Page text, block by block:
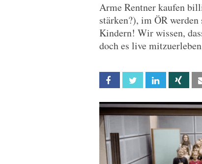
Arme Rentner kaufen
stärken?), im ÖR
Kindern! Wir wissen,
doch es live
Facebook Twitter Linkedin Xing